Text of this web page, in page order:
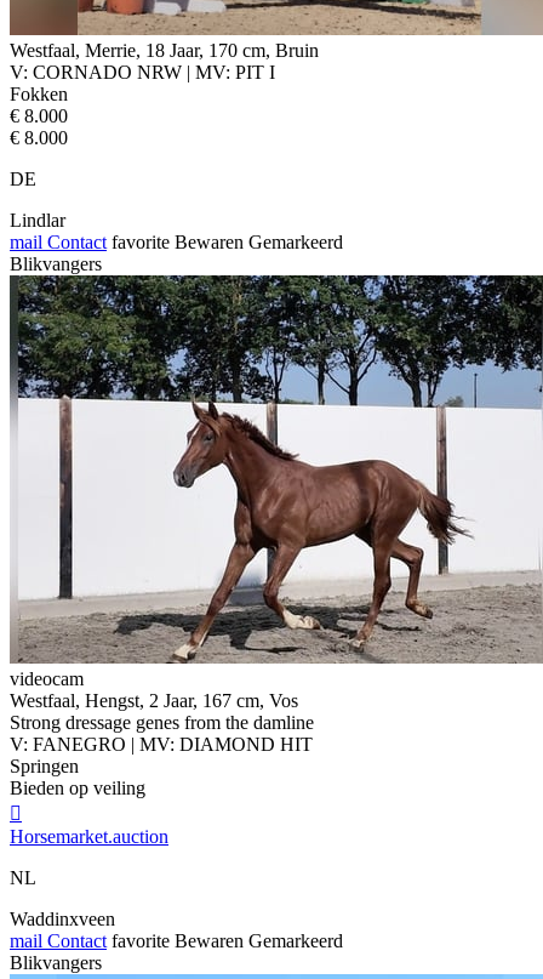
Westfaal, Merrie, 18 Jaar, 170 cm, Bruin
V: CORNADO NRW | MV: PIT I
Fokken
€ 8.000
€ 8.000
DE
Lindlar
mail Contact favorite Bewaren Gemarkeerd
Blikvangers
videocam
Westfaal, Hengst, 2 Jaar, 167 cm, Vos
Strong dressage genes from the damline
V: FANEGRO | MV: DIAMOND HIT
Springen
Bieden op veiling

Horsemarket.auction
NL
Waddinxveen
mail Contact favorite Bewaren Gemarkeerd
Blikvangers